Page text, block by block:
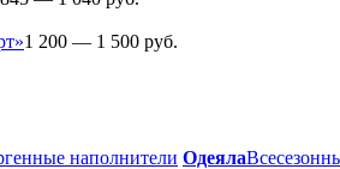
1 200 — 1 500 руб.
наполнители Одеяла